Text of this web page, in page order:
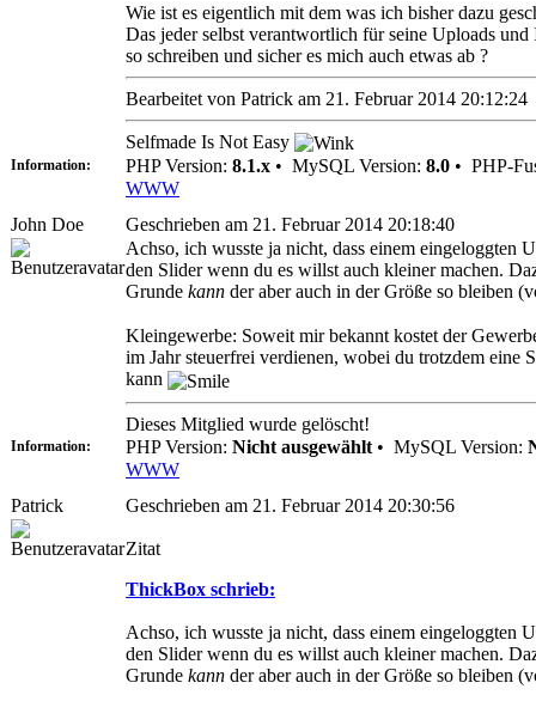
Wie ist es eigentlich mit dem was ich bisher dazu
Das jeder selbst verantwortlich für seine Uploads
so schreiben und sicher es mich auch etwas ab ?
Bearbeitet von Patrick am 21. Februar 2014 20:12:24
Selfmade Is Not Easy
Information: PHP Version: 8.1.x • MySQL Version: 8.0 • PHP-
WWW
John Doe
Geschrieben am 21. Februar 2014 20:18:40
Achso, ich wusste ja nicht, dass einem eingeloggten
den Slider wenn du es willst auch kleiner machen.
Grunde kann der aber auch in der Größe so bleiben
Kleingewerbe: Soweit mir bekannt kostet der
im Jahr steuerfrei verdienen, wobei du trotzdem eine
kann
Dieses Mitglied wurde gelöscht!
Information: PHP Version: Nicht ausgewählt • MySQL Version:
WWW
Patrick
Geschrieben am 21. Februar 2014 20:30:56
Zitat
ThickBox schrieb:
Achso, ich wusste ja nicht, dass einem eingeloggten
den Slider wenn du es willst auch kleiner machen.
Grunde kann der aber auch in der Größe so bleiben